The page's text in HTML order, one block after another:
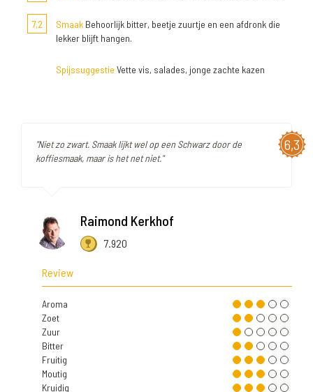
7,2 Smaak Behoorlijk bitter, beetje zuurtje en een afdronk die
lekker blijft hangen.
Spijssuggestie Vette vis, salades, jonge zachte kazen
6,3
"Niet zo zwart. Smaak lijkt wel op een Schwarz door de
koffiesmaak, maar is het net niet."
Raimond Kerkhof
7.920
Review
Aroma
Zoet
Zuur
Bitter
Fruitig
Moutig
Kruidig